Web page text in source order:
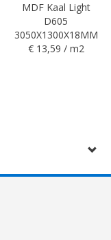
MDF Kaal Light
D605
3050X1300X18MM
€ 13,59 / m2